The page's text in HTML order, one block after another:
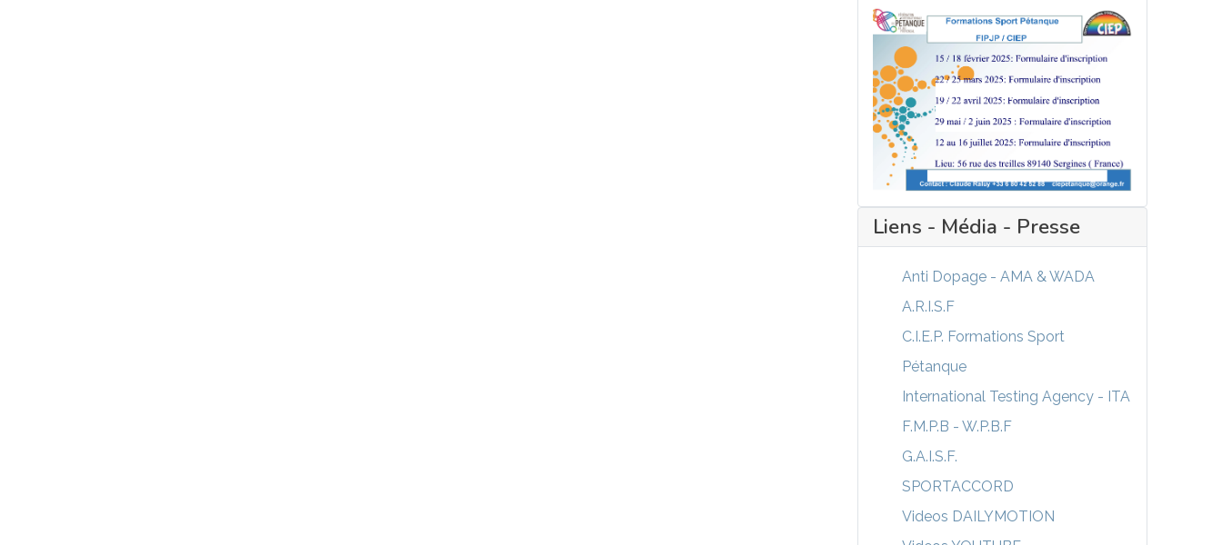
Liens - Média - Presse
Anti Dopage - AMA & WADA
A.R.I.S.F
C.I.E.P. Formations Sport
Pétanque
International Testing Agency - ITA
F.M.P.B - W.P.B.F
G.A.I.S.F.
SPORTACCORD
Videos DAILYMOTION